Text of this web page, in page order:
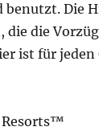
benutzt. Die
die die
ist für jeden
Resorts™